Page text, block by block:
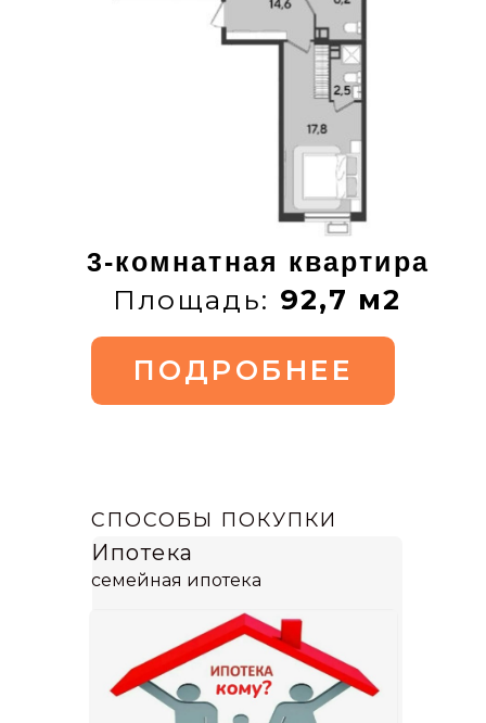
СПОСОБЫ ПОКУПКИ
Ипотека
семейная ипотека